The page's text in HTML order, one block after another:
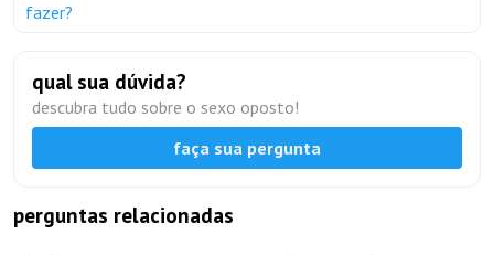
fazer?
qual sua dúvida?
descubra tudo sobre o sexo oposto!
faça sua pergunta
perguntas relacionadas